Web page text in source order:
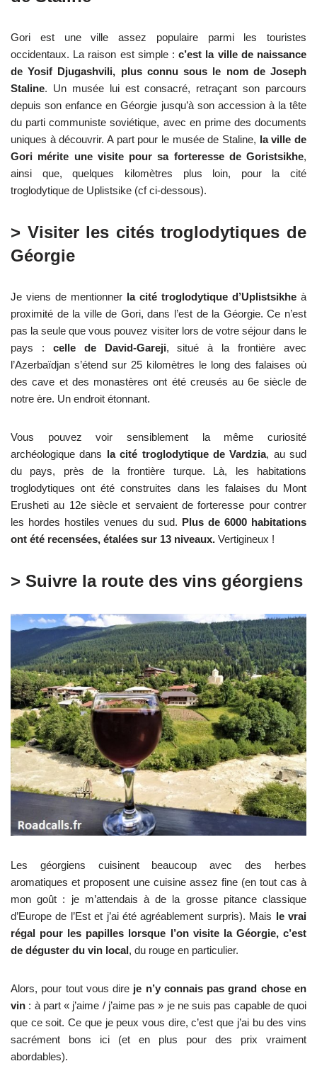
Gori est une ville assez populaire parmi les touristes
occidentaux. La raison est simple :c’est la ville de naissance
de Yosif Djugashvili, plus connu sous le nom de Joseph
Staline. Un musée lui est consacré, retraçant son parcours
depuis son enfance en Géorgie jusqu’à son accession à la tête
du parti communiste soviétique, avec en prime des documents
uniques à découvrir. A part pour le musée de Staline, la ville de
Gori mérite une visite pour sa forteresse de Goristsikhe,
ainsi que, quelques kilomètres plus loin, pour la cité
troglodytique de Uplistsike (cf ci-dessous).
> Visiter les cités troglodytiques de
Géorgie
Je viens de mentionner la cité troglodytique d’Uplistsikhe à
proximité de la ville de Gori, dans l’est de la Géorgie. Ce n’est
pas la seule que vous pouvez visiter lors de votre séjour dans le
pays : celle de David-Gareji, situé à la frontière avec
l’Azerbaïdjan s’étend sur 25 kilomètres le long des falaises où
des cave et des monastères ont été creusés au 6e siècle de
notre ère. Un endroit étonnant.
Vous pouvez voir sensiblement la même curiosité
archéologique dans la cité troglodytique de Vardzia, au sud
du pays, près de la frontière turque. Là, les habitations
troglodytiques ont été construites dans les falaises du Mont
Erusheti au 12e siècle et servaient de forteresse pour contrer
les hordes hostiles venues du sud. Plus de 6000 habitations
ont été recensées, étalées sur 13 niveaux. Vertigineux !
> Suivre la route des vins géorgiens
Les géorgiens cuisinent beaucoup avec des herbes
aromatiques et proposent une cuisine assez fine (en tout cas à
mon goût : je m’attendais à de la grosse pitance classique
d’Europe de l’Est et j’ai été agréablement surpris). Mais le vrai
régal pour les papilles lorsque l’on visite la Géorgie, c’est
de déguster du vin local, du rouge en particulier.
Alors, pour tout vous dire je n’y connais pas grand chose en
vin : à part « j’aime / j’aime pas » je ne suis pas capable de quoi
que ce soit. Ce que je peux vous dire, c’est que j’ai bu des vins
sacrément bons ici (et en plus pour des prix vraiment
abordables).